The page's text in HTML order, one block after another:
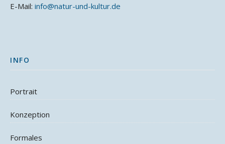
E-Mail: info@natur-und-kultur.de
INFO
Portrait
Konzeption
Formales